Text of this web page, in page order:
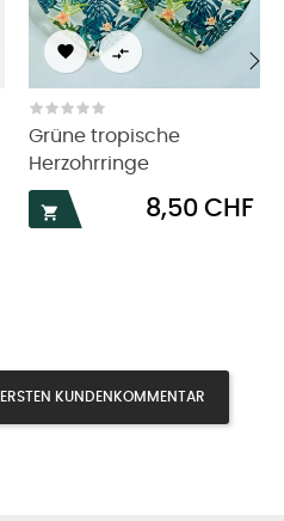
 
Grüne tropische
Herzohrringe

Preis
8,50 CHF
KUNDENKOMMENTAR